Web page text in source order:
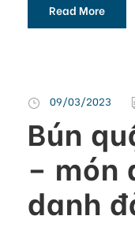
Read More
09/03/2023
Bún
– món
danh